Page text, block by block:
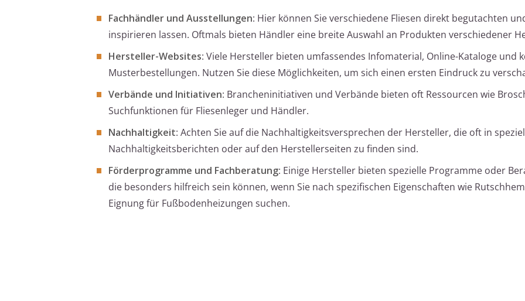
Fachhändler und Ausstellungen: Hier können Sie verschiedene Fliesen direkt begutachten
inspirieren lassen. Oftmals bieten Händler eine breite Auswahl an Produkten verschiedener
Hersteller-Websites: Viele Hersteller bieten umfassendes Infomaterial, Online-Kataloge und
Musterbestellungen. Nutzen Sie diese Möglichkeiten, um sich einen ersten Eindruck zu
Verbände und Initiativen: Brancheninitiativen und Verbände bieten oft Ressourcen wie
Suchfunktionen für Fliesenleger und Händler.
Nachhaltigkeit: Achten Sie auf die Nachhaltigkeitsversprechen der Hersteller, die oft in
Nachhaltigkeitsberichten oder auf den Herstellerseiten zu finden sind.
Förderprogramme und Fachberatung: Einige Hersteller bieten spezielle Programme oder
die besonders hilfreich sein können, wenn Sie nach spezifischen Eigenschaften wie
Eignung für Fußbodenheizungen suchen.